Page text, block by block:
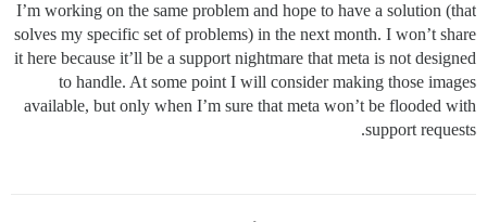
I’m working on the same problem and hope to have a solution (that
solves my specific set of problems) in the next month. I won’t share
it here because it’ll be a support nightmare that meta is not designed
to handle. At some point I will consider making those images
available, but only when I’m sure that meta won’t be flooded with
support requests.